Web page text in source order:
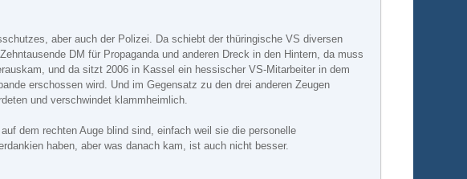
aber auch der Polizei. Da schiebt der thüringische VS diversen
DM für Propaganda und anderen Dreck in den Hintern, da muss
und da sitzt 2006 in Kassel ein hessischer VS-Mitarbeiter in dem
erschossen wird. Und im Gegensatz zu den drei anderen Zeugen
und verschwindet klammheimlich.
dem rechten Auge blind sind, einfach weil sie die personelle
haben, aber was danach kam, ist auch nicht besser.